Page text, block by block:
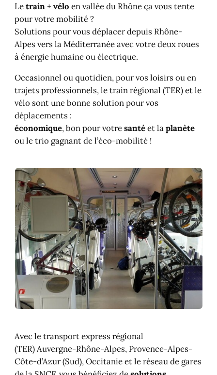
Letrain + vélo en vallée du Rhône ça vous tente
pour votre mobilité ?
Solutions pour vous déplacer depuis Rhône-
Alpes vers la Méditerranée avec votre deux roues
à énergie humaine ou électrique.
Occasionnel ou quotidien, pour vos loisirs ou en
trajets professionnels, le train régional (TER) et le
vélo sont une bonne solution pour vos
déplacements :
économique, bon pour votresantéet laplanète
ou le trio gagnant de l’éco-mobilité !
Avec le transport express régional
(TER) Auvergne-Rhône-Alpes, Provence-Alpes-
Côte-d’Azur (Sud), Occitanie et le réseau de gares